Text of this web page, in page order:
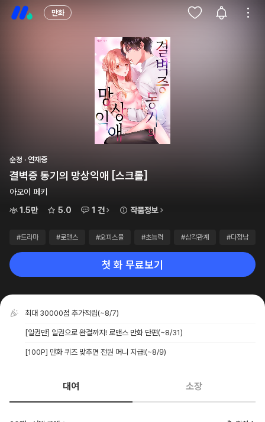
만화
순정 · 연재중
결벽증 동기의 망상익애 [스크롤]
아오이 페키
1.5만
5.0 1 건 작품정보
#드라마 #로맨스 #오피스물 #초능력 #삼각관계 #다정남
첫 화 무료보기
최대 30000점 추가적립(~8/7)
[일권만] 일권으로 완결까지! 로맨스 만화 단편(~8/31)
[100P] 만화 퀴즈 맞추면 전원 머니 지급!(~8/9)
대여 소장